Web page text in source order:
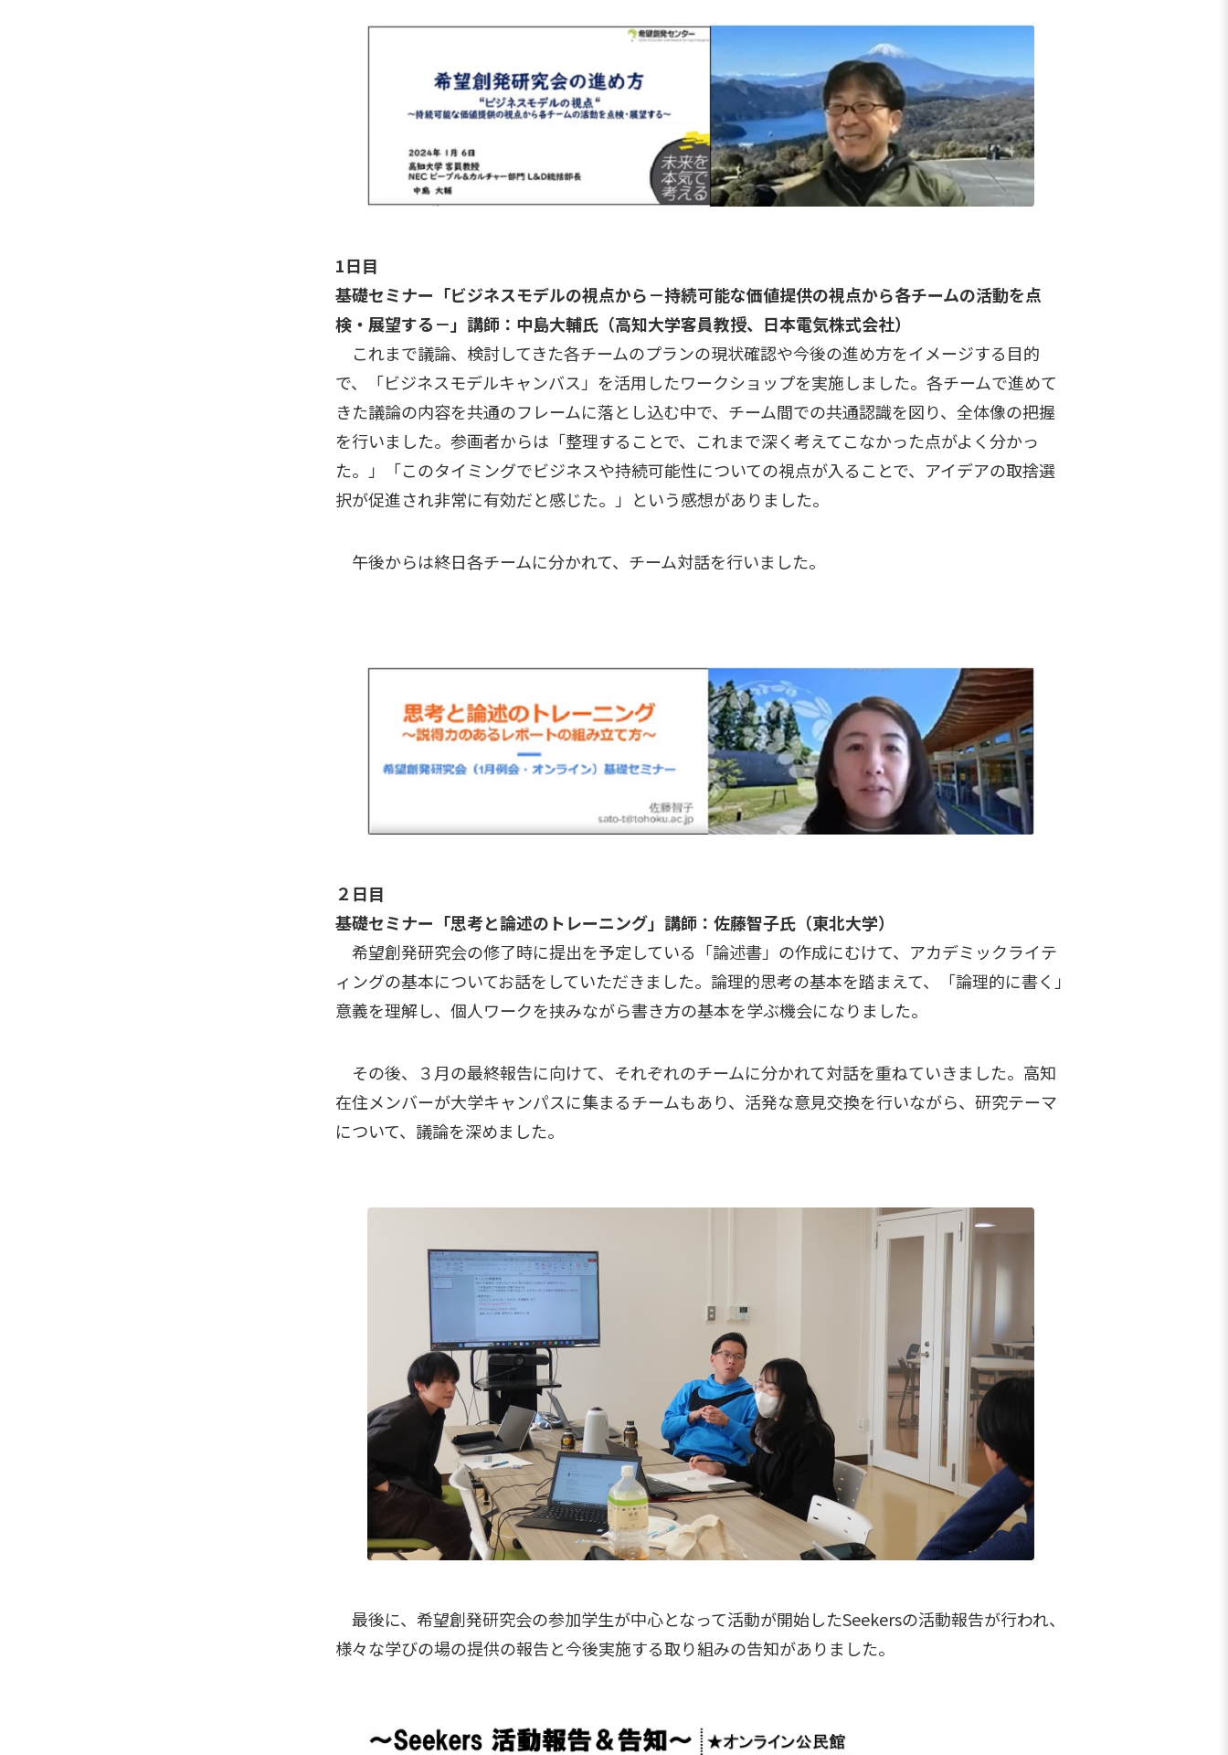
1日目
基礎セミナー「ビジネスモデルの視点から－持続可能な価値提供の視点から各チームの活動を点
検・展望する－」講師：中島大輔氏（高知大学客員教授、日本電気株式会社）
これまで議論、検討してきた各チームのプランの現状確認や今後の進め方をイメージする目的
で、「ビジネスモデルキャンバス」を活用したワークショップを実施しました。各チームで進めて
きた議論の内容を共通のフレームに落とし込む中で、チーム間での共通認識を図り、全体像の把握
を行いました。参画者からは「整理することで、これまで深く考えてこなかった点がよく分かっ
た。」「このタイミングでビジネスや持続可能性についての視点が入ることで、アイデアの取捨選
択が促進され非常に有効だと感じた。」という感想がありました。
午後からは終日各チームに分かれて、チーム対話を行いました。
２日目
基礎セミナー「思考と論述のトレーニング」講師：佐藤智子氏（東北大学）
希望創発研究会の修了時に提出を予定している「論述書」の作成にむけて、アカデミックライテ
ィングの基本についてお話をしていただきました。論理的思考の基本を踏まえて、「論理的に書く」
意義を理解し、個人ワークを挟みながら書き方の基本を学ぶ機会になりました。
その後、３月の最終報告に向けて、それぞれのチームに分かれて対話を重ねていきました。高知
在住メンバーが大学キャンパスに集まるチームもあり、活発な意見交換を行いながら、研究テーマ
について、議論を深めました。
最後に、希望創発研究会の参加学生が中心となって活動が開始したSeekersの活動報告が行われ、
様々な学びの場の提供の報告と今後実施する取り組みの告知がありました。